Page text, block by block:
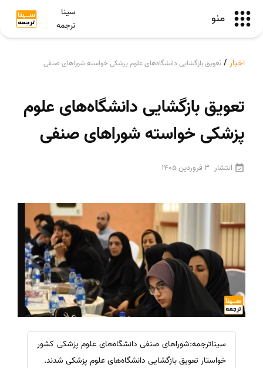
منو
سینا
ترجمه
اخبار / تعویق بازگشایی دانشگاه‌های علوم پزشکی خواسته شوراهای صنفی
تعویق بازگشایی دانشگاه‌های علوم
پزشکی خواسته شوراهای صنفی
انتشار 3 فروردین 1405
سیناترجمه:شوراهای صنفی دانشگاه‌های علوم پزشکی کشور
خواستار تعویق بازگشایی دانشگاه‌های علوم پزشکی شدند.